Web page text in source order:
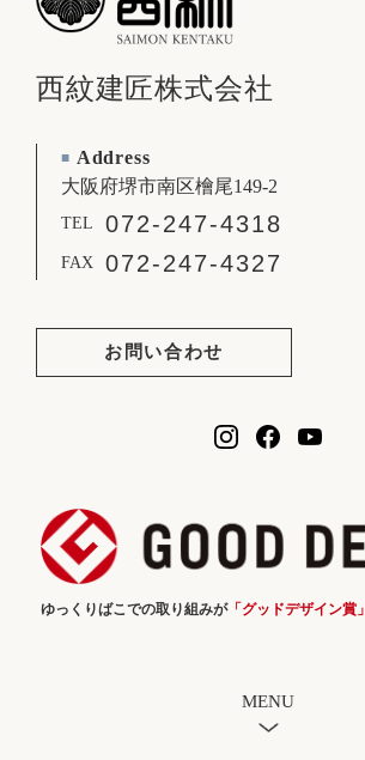
西紋建匠株式会社
■ Address
大阪府堺市南区檜尾149-2
TEL 072-247-4318
FAX 072-247-4327
お問い合わせ
ゆっくりばこでの取り組みが「グッドデザイン賞」
MENU